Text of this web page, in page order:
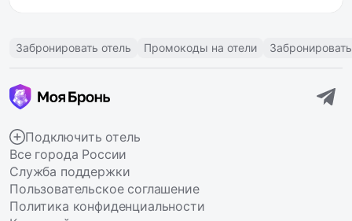
Забронировать отель Промокоды на отели
Подключить отель
Все города России
Служба поддержки
Пользовательское соглашение
Политика конфиденциальности